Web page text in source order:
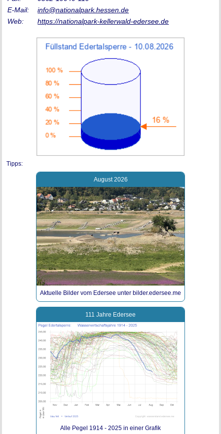
E-Mail:
info@nationalpark.hessen.de
Web:
https://nationalpark-kellerwald-edersee.de
Tipps:
August 2026
Aktuelle Bilder vom Edersee unter bilder.edersee.me
111 Jahre Edersee
Alle Pegel 1914 - 2025 in einer Grafik